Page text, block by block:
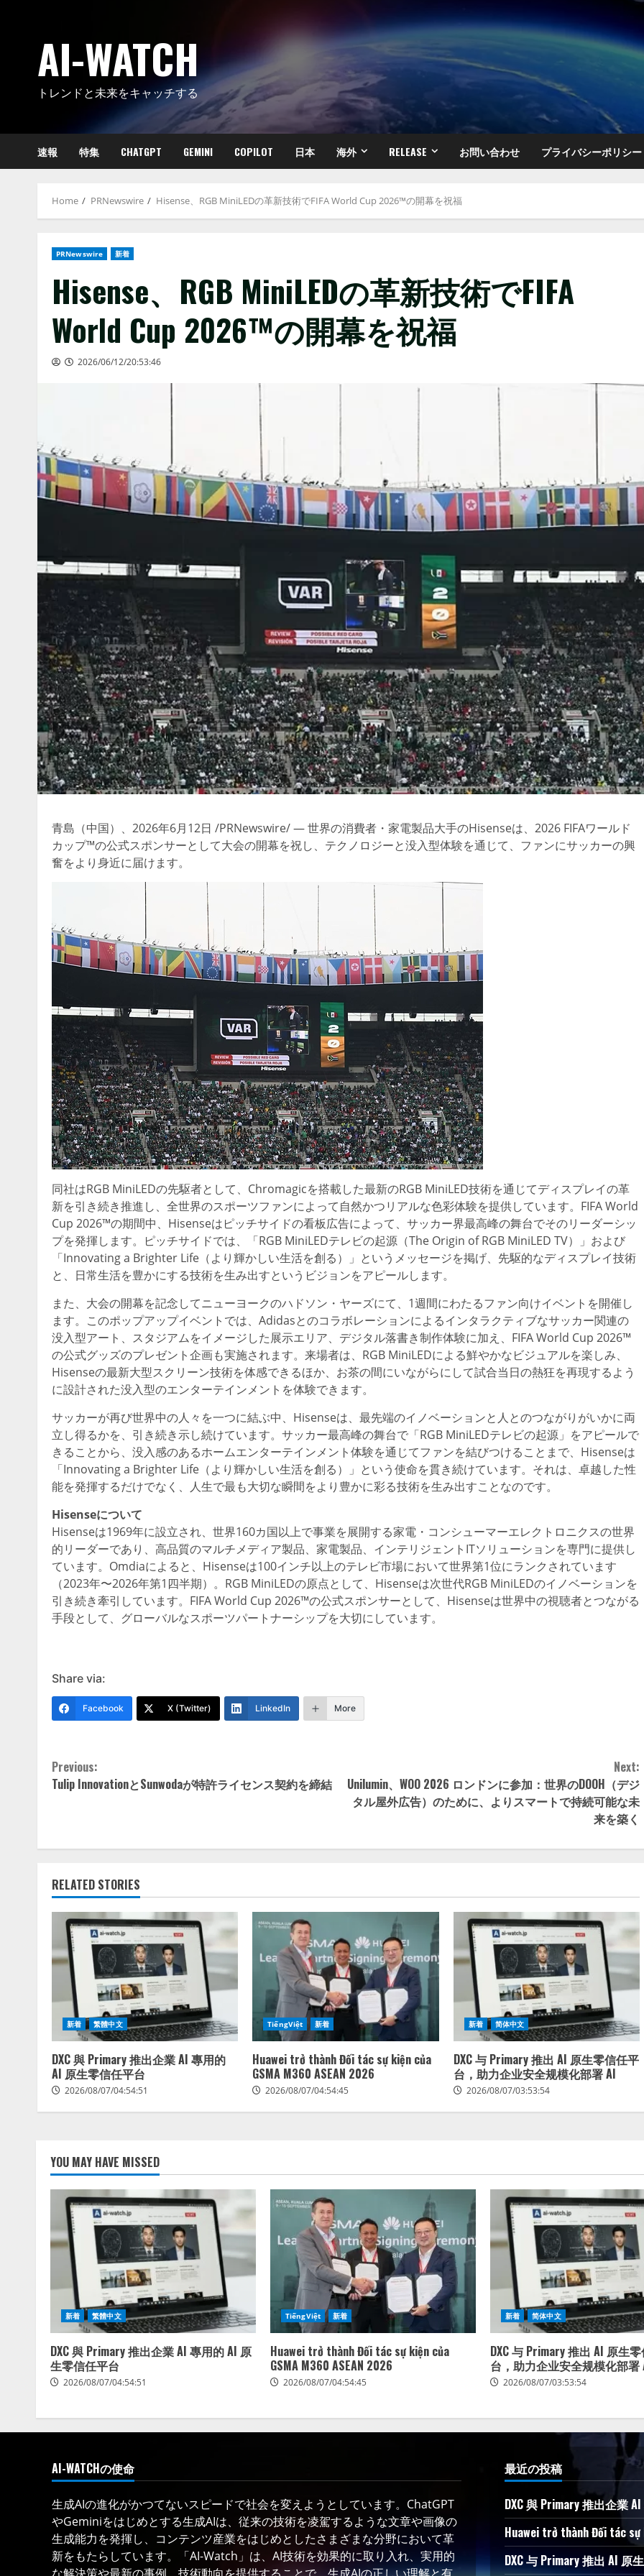
AI-WATCH
トレンドと未来をキャッチする
速報 特集 CHATGPT GEMINI COPILOT 日本 海外 RELEASE お問い合わせ プライバシーポリシー
Home PRNewswire Hisense、RGB MiniLEDの革新技術でFIFA World Cup 2026™の開幕を祝福
PRNewswire 新着
Hisense、RGB MiniLEDの革新技術でFIFA
World Cup 2026™の開幕を祝福
2026/06/12/20:53:46
青島（中国）、2026年6月12日 /PRNewswire/ — 世界の消費者・家電製品大手のHisenseは、2026 FIFAワールド
カップ™の公式スポンサーとして大会の開幕を祝し、テクノロジーと没入型体験を通じて、ファンにサッカーの興
奮をより身近に届けます。
同社はRGB MiniLEDの先駆者として、Chromagicを搭載した最新のRGB MiniLED技術を通じてディスプレイの革
新を引き続き推進し、全世界のスポーツファンによって自然かつリアルな色彩体験を提供しています。FIFA World
Cup 2026™の期間中、Hisenseはピッチサイドの看板広告によって、サッカー界最高峰の舞台でそのリーダーシッ
プを発揮します。ピッチサイドでは、「RGB MiniLEDテレビの起源（The Origin of RGB MiniLED TV）」および
「Innovating a Brighter Life（より輝かしい生活を創る）」というメッセージを掲げ、先駆的なディスプレイ技術
と、日常生活を豊かにする技術を生み出すというビジョンをアピールします。
また、大会の開幕を記念してニューヨークのハドソン・ヤーズにて、1週間にわたるファン向けイベントを開催し
ます。このポップアップイベントでは、Adidasとのコラボレーションによるインタラクティブなサッカー関連の
没入型アート、スタジアムをイメージした展示エリア、デジタル落書き制作体験に加え、FIFA World Cup 2026™
の公式グッズのプレゼント企画も実施されます。来場者は、RGB MiniLEDによる鮮やかなビジュアルを楽しみ、
Hisenseの最新大型スクリーン技術を体感できるほか、お茶の間にいながらにして試合当日の熱狂を再現するよう
に設計された没入型のエンターテインメントを体験できます。
サッカーが再び世界中の人々を一つに結ぶ中、Hisenseは、最先端のイノベーションと人とのつながりがいかに両
立し得るかを、引き続き示し続けています。サッカー最高峰の舞台で「RGB MiniLEDテレビの起源」をアピールで
きることから、没入感のあるホームエンターテインメント体験を通じてファンを結びつけることまで、Hisenseは
「Innovating a Brighter Life（より輝かしい生活を創る）」という使命を貫き続けています。それは、卓越した性
能を発揮するだけでなく、人生で最も大切な瞬間をより豊かに彩る技術を生み出すことなのです。
Hisenseについて
Hisenseは1969年に設立され、世界160カ国以上で事業を展開する家電・コンシューマーエレクトロニクスの世界
的リーダーであり、高品質のマルチメディア製品、家電製品、インテリジェントITソリューションを専門に提供し
ています。Omdiaによると、Hisenseは100インチ以上のテレビ市場において世界第1位にランクされています
（2023年〜2026年第1四半期）。RGB MiniLEDの原点として、Hisenseは次世代RGB MiniLEDのイノベーションを
引き続き牽引しています。FIFA World Cup 2026™の公式スポンサーとして、Hisenseは世界中の視聴者とつながる
手段として、グローバルなスポーツパートナーシップを大切にしています。
Share via:
Facebook X (Twitter) LinkedIn More
Continue
Reading
Previous:
Tulip InnovationとSunwodaが特許ライセンス契約を締結
Next:
Unilumin、WOO 2026 ロンドンに参加：世界のDOOH（デジ
タル屋外広告）のために、よりスマートで持続可能な未
来を築く
RELATED STORIES
新着 繁體中文
DXC 與 Primary 推出企業 AI 專用的
AI 原生零信任平台
2026/08/07/04:54:51
TiếngViệt 新着
Huawei trở thành Đối tác sự kiện của
GSMA M360 ASEAN 2026
2026/08/07/04:54:45
新着 简体中文
DXC 与 Primary 推出 AI 原生零信任平
台，助力企业安全规模化部署 AI
2026/08/07/03:53:54
YOU MAY HAVE MISSED
新着 繁體中文
DXC 與 Primary 推出企業 AI 專用的 AI 原
生零信任平台
2026/08/07/04:54:51
TiếngViệt 新着
Huawei trở thành Đối tác sự kiện của
GSMA M360 ASEAN 2026
2026/08/07/04:54:45
新着 简体中文
DXC 与 Primary 推出 AI 原生
台，助力企业安全规模化部署
2026/08/07/03:53:54
AI-WATCHの使命
生成AIの進化がかつてないスピードで社会を変えようとしています。ChatGPT
やGeminiをはじめとする生成AIは、従来の技術を凌駕するような文章や画像の
生成能力を発揮し、コンテンツ産業をはじめとしたさまざまな分野において革
新をもたらしています。「AI-Watch」は、AI技術を効果的に取り入れ、実用的
最近の投稿
DXC 與 Primary 推出企業
Huawei trở thành Đối tác sự
DXC 与 Primary 推出 AI 原